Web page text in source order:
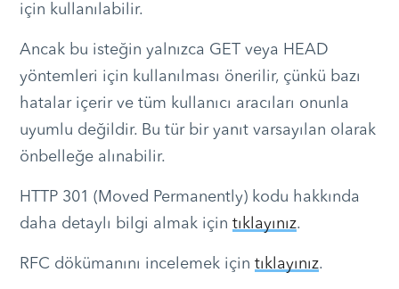
için kullanılabilir.
Ancak bu isteğin yalnızca GET veya HEAD
yöntemleri için kullanılması önerilir, çünkü bazı
hatalar içerir ve tüm kullanıcı aracıları onunla
uyumlu değildir. Bu tür bir yanıt varsayılan olarak
önbelleğe alınabilir.
HTTP 301 (Moved Permanently) kodu hakkında
daha detaylı bilgi almak için tıklayınız.
RFC dökümanını incelemek için tıklayınız.